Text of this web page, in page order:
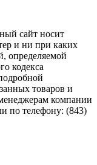
сайт носит
и ни при каких
определяемой
кодекса
товаров и
компании
по телефону: (843)